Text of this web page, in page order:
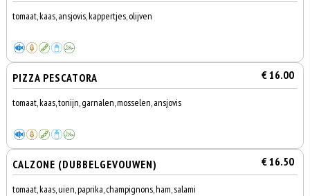
tomaat, kaas, ansjovis, kappertjes, olijven
PIZZA PESCATORA € 16.00
tomaat, kaas, tonijn, garnalen, mosselen, ansjovis
CALZONE (DUBBELGEVOUWEN) € 16.50
tomaat, kaas, uien, paprika, champignons, ham, salami